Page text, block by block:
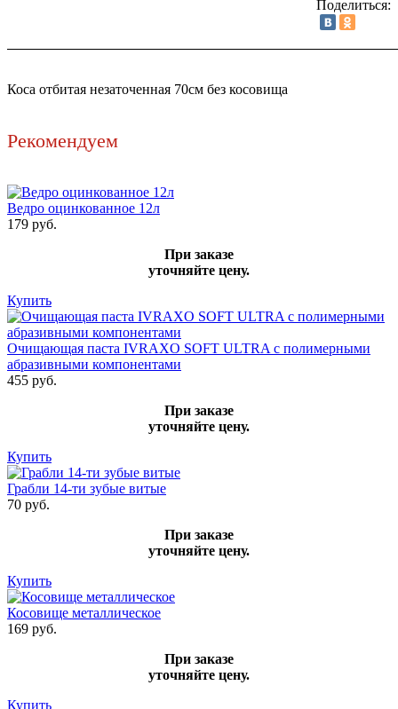
Поделиться:
Коса отбитая незаточенная 70см без косовища
Рекомендуем
Ведро оцинкованное 12л
179 руб.
При заказе
уточняйте цену.
Купить
Очищающая паста IVRAXO SOFT ULTRA с полимерными
абразивными компонентами
455 руб.
При заказе
уточняйте цену.
Купить
Грабли 14-ти зубые витые
70 руб.
При заказе
уточняйте цену.
Купить
Косовище металлическое
169 руб.
При заказе
уточняйте цену.
Купить